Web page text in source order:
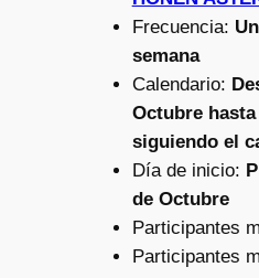
Frecuencia:
semana
Calendario:
Octubre
siguiendo el
Día de inicio:
de Octubre
Participantes
Participantes